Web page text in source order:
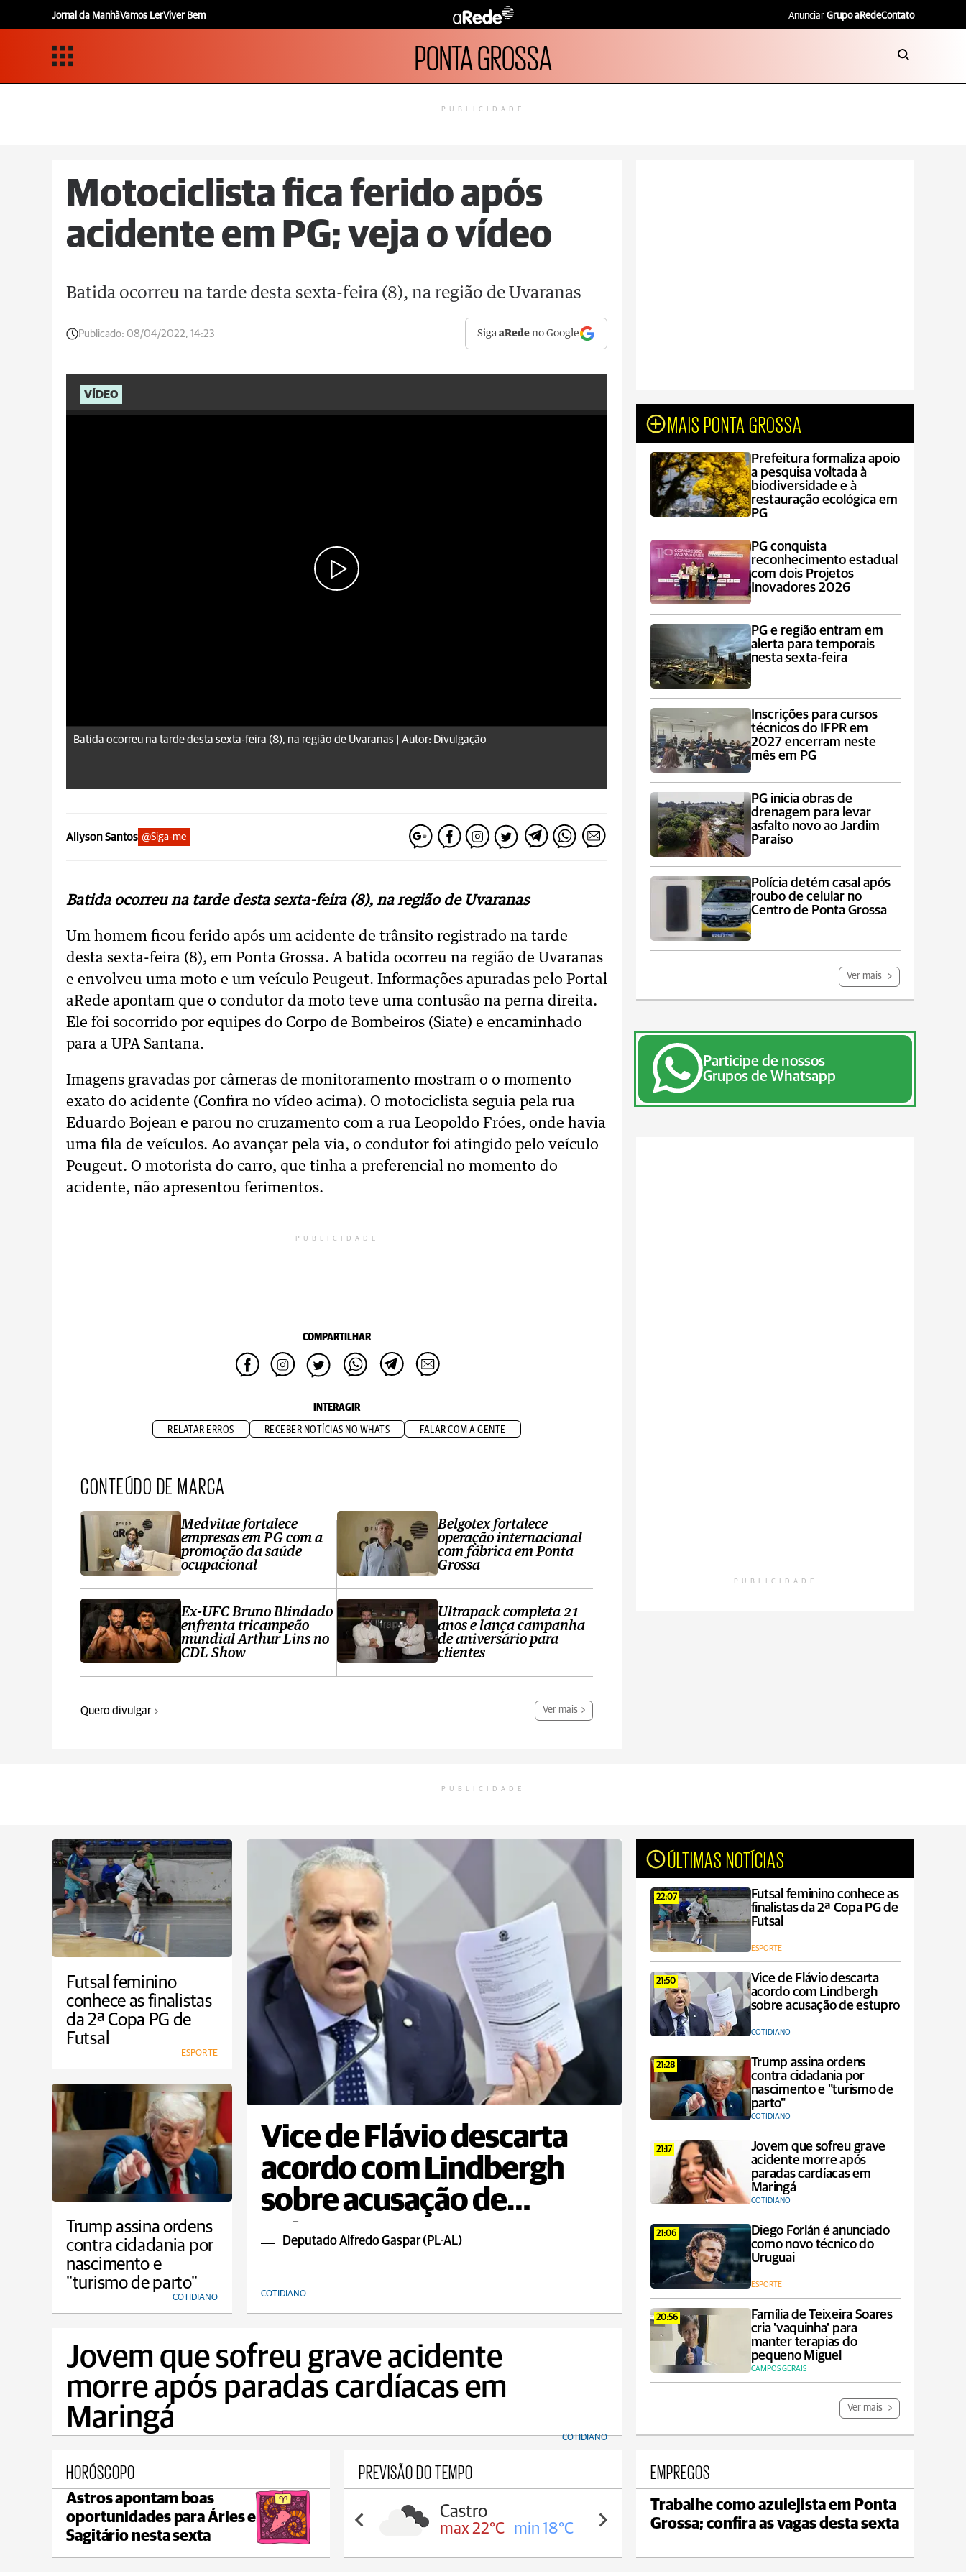
Jornal da ManhãVamos LerViver Bem Anunciar Grupo aRedeContato
PONTA GROSSA
PUBLICIDADE
Motociclista fica ferido após
acidente em PG; veja o vídeo
Batida ocorreu na tarde desta sexta-feira (8), na região de Uvaranas
Publicado: 08/04/2022, 14:23 SigaaRede no Google
VÍDEO
Batida ocorreu na tarde desta sexta-feira (8), na região de Uvaranas | Autor: Divulgação
Allyson Santos @Siga-me
Batida ocorreu na tarde desta sexta-feira (8), na região de Uvaranas
Um homem ficou ferido após um acidente de trânsito registrado na tarde
desta sexta-feira (8), em Ponta Grossa. A batida ocorreu na região de Uvaranas
e envolveu uma moto e um veículo Peugeut. Informações apuradas pelo Portal
aRede apontam que o condutor da moto teve uma contusão na perna direita.
Ele foi socorrido por equipes do Corpo de Bombeiros (Siate) e encaminhado
para a UPA Santana.
Imagens gravadas por câmeras de monitoramento mostram o o momento
exato do acidente (Confira no vídeo acima). O motociclista seguia pela rua
Eduardo Bojean e parou no cruzamento com a rua Leopoldo Fróes, onde havia
uma fila de veículos. Ao avançar pela via, o condutor foi atingido pelo veículo
Peugeut. O motorista do carro, que tinha a preferencial no momento do
acidente, não apresentou ferimentos.
PUBLICIDADE
COMPARTILHAR
INTERAGIR
RELATAR ERROS RECEBER NOTÍCIAS NO WHATS FALAR COM A GENTE
CONTEÚDO DE MARCA
Medvitae fortalece
empresas em PG com a
promoção da saúde
ocupacional
Ex-UFC Bruno Blindado
enfrenta tricampeão
mundial Arthur Lins no
CDL Show
Belgotex fortalece
operação internacional
com fábrica em Ponta
Grossa
Ultrapack completa 21
anos e lança campanha
de aniversário para
clientes
Quero divulgar Ver mais
MAIS PONTA GROSSA
Prefeitura formaliza apoio
a pesquisa voltada à
biodiversidade e à
restauração ecológica em
PG
PG conquista
reconhecimento estadual
com dois Projetos
Inovadores 2026
PG e região entram em
alerta para temporais
nesta sexta-feira
Inscrições para cursos
técnicos do IFPR em
2027 encerram neste
mês em PG
PG inicia obras de
drenagem para levar
asfalto novo ao Jardim
Paraíso
Polícia detém casal após
roubo de celular no
Centro de Ponta Grossa
Ver mais
Participe de nossos
Grupos de Whatsapp
PUBLICIDADE
PUBLICIDADE
Futsal feminino
conhece as finalistas
da 2ª Copa PG de
Futsal
ESPORTE
Vice de Flávio descarta
acordo com Lindbergh
sobre acusação de
estupro
Deputado Alfredo Gaspar (PL-AL)
COTIDIANO
ÚLTIMAS NOTÍCIAS
22:07
Futsal feminino conhece as
finalistas da 2ª Copa PG de
Futsal
ESPORTE
21:50
Vice de Flávio descarta
acordo com Lindbergh
sobre acusação de estupro
COTIDIANO
21:28
Trump assina ordens
contra cidadania por
nascimento e "turismo de
parto"
COTIDIANO
21:17
Jovem que sofreu grave
acidente morre após
paradas cardíacas em
Maringá
COTIDIANO
21:06
Diego Forlán é anunciado
como novo técnico do
Uruguai
ESPORTE
20:56
Família de Teixeira Soares
cria 'vaquinha' para
manter terapias do
pequeno Miguel
CAMPOS GERAIS
Ver mais
Trump assina ordens
contra cidadania por
nascimento e
"turismo de parto"
COTIDIANO
Jovem que sofreu grave acidente
morre após paradas cardíacas em
Maringá
COTIDIANO
HORÓSCOPO
Astros apontam boas
oportunidades para Áries e
Sagitário nesta sexta
PREVISÃO DO TEMPO
Ponta Grossa
max 21°C min 18°C
Castro
max 22°C min 18°C
Carambeí
max 21°C min 18°C
EMPREGOS
Trabalhe como azulejista em Ponta
Grossa; confira as vagas desta sexta